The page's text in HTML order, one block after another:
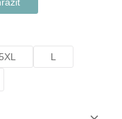
5XL L
Wert ein